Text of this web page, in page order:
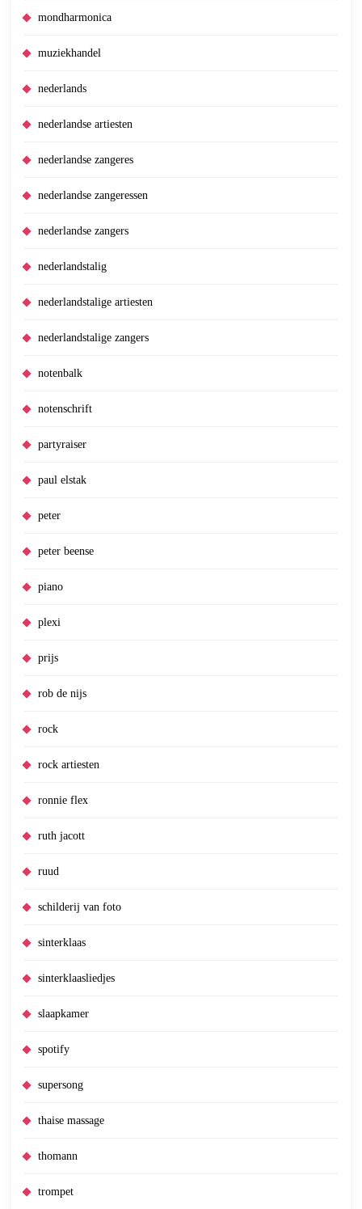
mondharmonica
muziekhandel
nederlands
nederlandse artiesten
nederlandse zangeres
nederlandse zangeressen
nederlandse zangers
nederlandstalig
nederlandstalige artiesten
nederlandstalige zangers
notenbalk
notenschrift
partyraiser
paul elstak
peter
peter beense
piano
plexi
prijs
rob de nijs
rock
rock artiesten
ronnie flex
ruth jacott
ruud
schilderij van foto
sinterklaas
sinterklaasliedjes
slaapkamer
spotify
supersong
thaise massage
thomann
trompet